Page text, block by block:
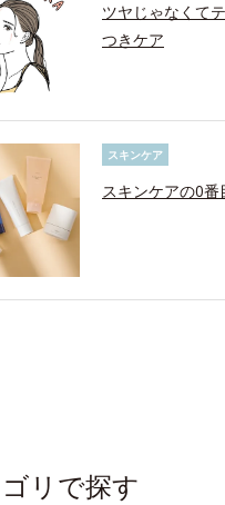
ツヤじゃなくて
つきケア
スキンケア
スキンケアの0番
リで探す